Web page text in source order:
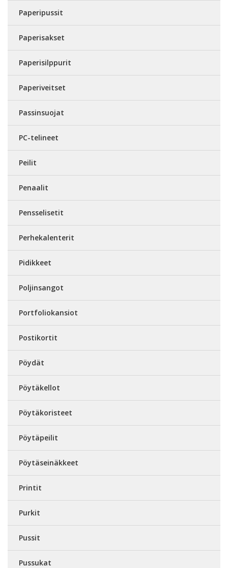
Paperipussit
Paperisakset
Paperisilppurit
Paperiveitset
Passinsuojat
PC-telineet
Peilit
Penaalit
Pensselisetit
Perhekalenterit
Pidikkeet
Poljinsangot
Portfoliokansiot
Postikortit
Pöydät
Pöytäkellot
Pöytäkoristeet
Pöytäpeilit
Pöytäseinäkkeet
Printit
Purkit
Pussit
Pussukat